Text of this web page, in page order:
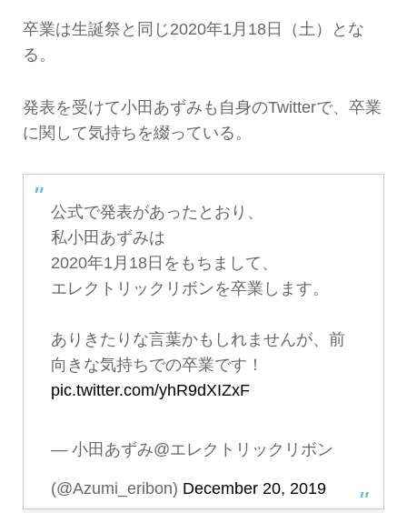
卒業は生誕祭と同じ2020年1月18日（土）とな
る。
発表を受けて小田あずみも自身のTwitterで、卒業
に関して気持ちを綴っている。
公式で発表があったとおり、
私小田あずみは
2020年1月18日をもちまして、
エレクトリックリボンを卒業します。
ありきたりな言葉かもしれませんが、前
向きな気持ちでの卒業です！
pic.twitter.com/yhR9dXIZxF
— 小田あずみ@エレクトリックリボン
(@Azumi_eribon) December 20, 2019